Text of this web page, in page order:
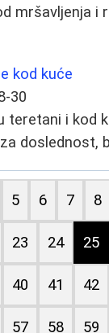
mršavljenja
kod kuće
30
teretani i kod
doslednost,
5 6 7 8
23 24 25
40 41 42
57 58 59